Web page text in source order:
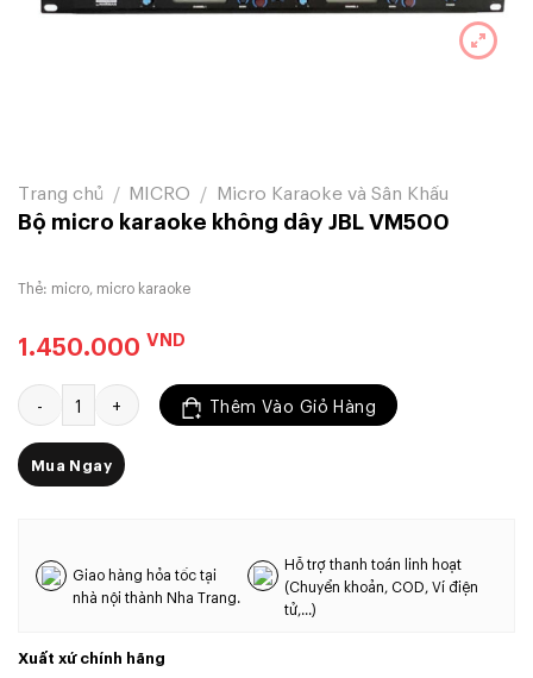
Trang chủ / MICRO / Micro Karaoke và Sân Khấu
Bộ micro karaoke không dây JBL VM500
Thẻ: micro, micro karaoke
1.450.000 VND
Bộ micro karaoke không dây JBL VM500 số lượng
Thêm Vào Giỏ Hàng
Mua Ngay
Giao hàng hỏa tốc tại
nhà nội thành Nha Trang.
Hỗ trợ thanh toán linh hoạt
(Chuyển khoản, COD, Ví điện
tử,...)
Xuất xứ chính hãng